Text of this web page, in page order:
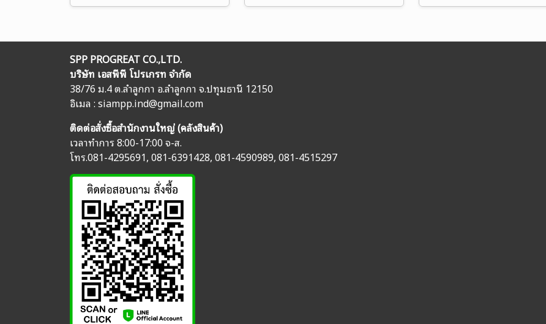
SPP PROGREAT CO.,LTD.
บริษัท เอสพีพี โปรเกรท จำกัด
38/76 ม.4 ต.ลำลูกกา อ.ลำลูกกา จ.ปทุมธานี 12150
อิเมล :siampp.ind@gmail.com
ติดต่อสั่งซื้อสำนักงานใหญ่ (คลังสินค้า)
เวลาทำการ 8:00-17:00 จ-ส.
โทร.081-4295691,081-6391428,081-4590989,081-4515297